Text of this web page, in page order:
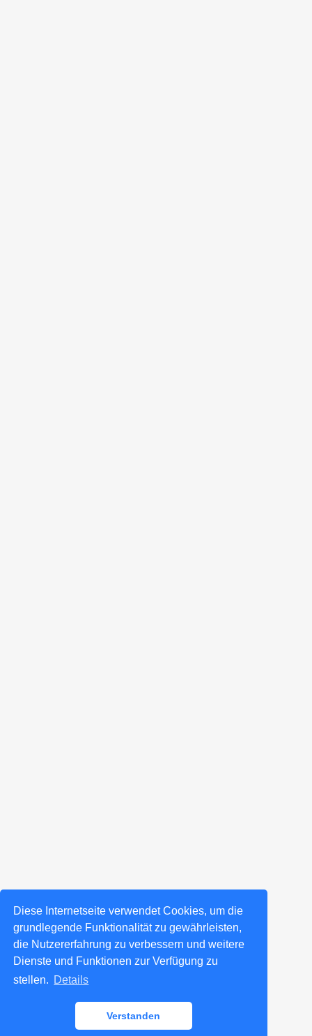
Diese Internetseite verwendet Cookies, um die
grundlegende Funktionalität zu gewährleisten,
die Nutzererfahrung zu verbessern und weitere
Dienste und Funktionen zur Verfügung zu
stellen. Details
Verstanden